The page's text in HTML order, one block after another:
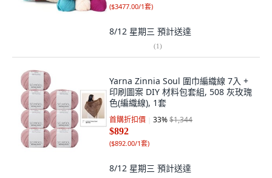
($3477.00/1套)
8/12 星期三 預計送達
(1)
Yarna Zinnia Soul 圍巾編織線 7入 +
印刷圖案 DIY 材料包套組, 508 灰玫瑰
色(編織線), 1套
首購折扣價 33%$1,344
$892
($892.00/1套)
8/12 星期三 預計送達